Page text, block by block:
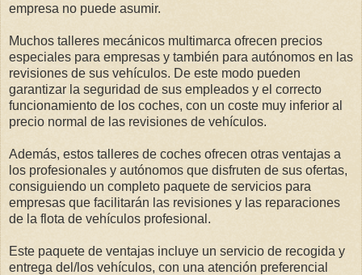
empresa no puede asumir.
Muchos talleres mecánicos multimarca ofrecen precios
especiales para empresas y también para autónomos en las
revisiones de sus vehículos. De este modo pueden
garantizar la seguridad de sus empleados y el correcto
funcionamiento de los coches, con un coste muy inferior al
precio normal de las revisiones de vehículos.
Además, estos talleres de coches ofrecen otras ventajas a
los profesionales y autónomos que disfruten de sus ofertas,
consiguiendo un completo paquete de servicios para
empresas que facilitarán las revisiones y las reparaciones
de la flota de vehículos profesional.
Este paquete de ventajas incluye un servicio de recogida y
entrega del/los vehículos, con una atención preferencial